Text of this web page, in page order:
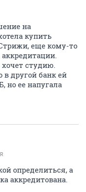
на
купить
еще кому-то
хочет студию.
другой банк ей
но ее напугала
определиться, а
аккредитована.